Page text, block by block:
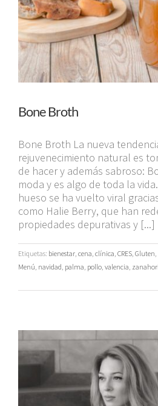
Bone Broth
Bone Broth La nueva
rejuvenecimiento natural es
de hacer y además sabroso:
moda y es algo de toda la
hueso se ha vuelto viral
como Halie Berry, que han
propiedades depurativas y [...]
Etiquetas: bienestar, cena, clínica, CRES, Gluten,
Menú, navidad, palma, pollo, valencia,